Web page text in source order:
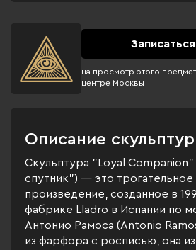
Записаться
на просмотр этого
центре Москвы
Описание
Скульптура "Loyal
спутник") — это трогательное
произведение, созданное в
фабрике Lladro в Испании по
Антонио Рамоса (Antonio
из фарфора с росписью, она